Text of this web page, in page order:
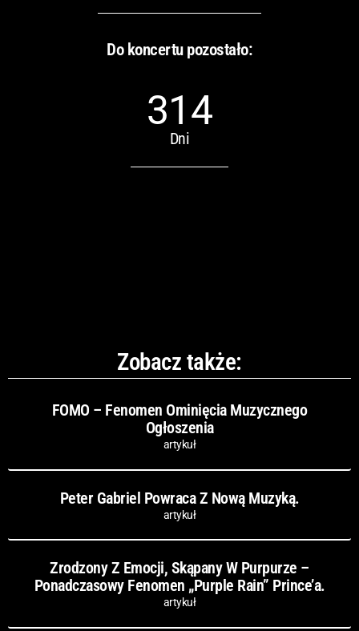
Do koncertu pozostało:
314
Dni
Zobacz także:
FOMO – Fenomen Ominięcia Muzycznego
Ogłoszenia
artykuł
Peter Gabriel Powraca Z Nową Muzyką.
artykuł
Zrodzony Z Emocji, Skąpany W Purpurze –
Ponadczasowy Fenomen „Purple Rain” Prince’a.
artykuł